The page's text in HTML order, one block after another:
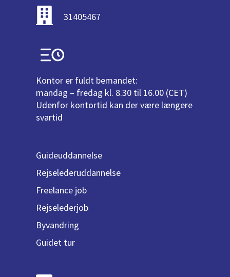
31405467
Kontor er fuldt bemandet:
mandag – fredag kl. 8.30 til 16.00 (CET)
Udenfor kontortid kan der være længere
svartid
Guideuddannelse
Rejselederuddannelse
Freelance job
Rejselederjob
Byvandring
Guidet tur